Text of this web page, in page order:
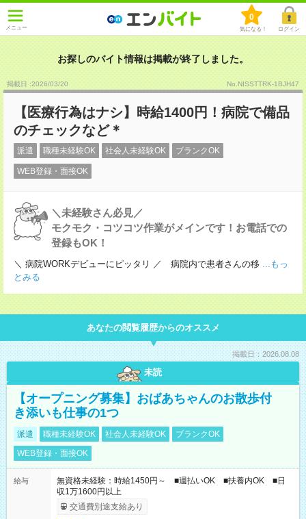
メニュー
0
気になる！ ログイン
お探しのバイト情報は掲載が終了しました。
掲載日 :2026/03/20 No.NISSTTRK-1BJH47
【医療行為はナシ】時給1400円！病院で備品
のチェックなど＊
派遣 職種未経験OK 社会人未経験OK ブランクOK
WEB登録・面接OK
＼未経験さん必見／
モクモク・コツコツ作業がメインです！お電話での
登録もOK！
＼ 病院WORKデビューにピッタリ ／ 病院内で患者さんの移 ...もっ
とみる
あなたの閲覧履歴からのオススメ
掲載日：2026.08.08
未読
【オープニング募集】おばあちゃんのお散歩付
き添いも仕事の1つ
派遣 職種未経験OK 社会人未経験OK
ブランクOK
WEB登録・面接OK
給与
無資格未経験：時給1450円～ ■週払いOK ■扶養内OK ■日
収1万1600円以上
交通費別途支給あり